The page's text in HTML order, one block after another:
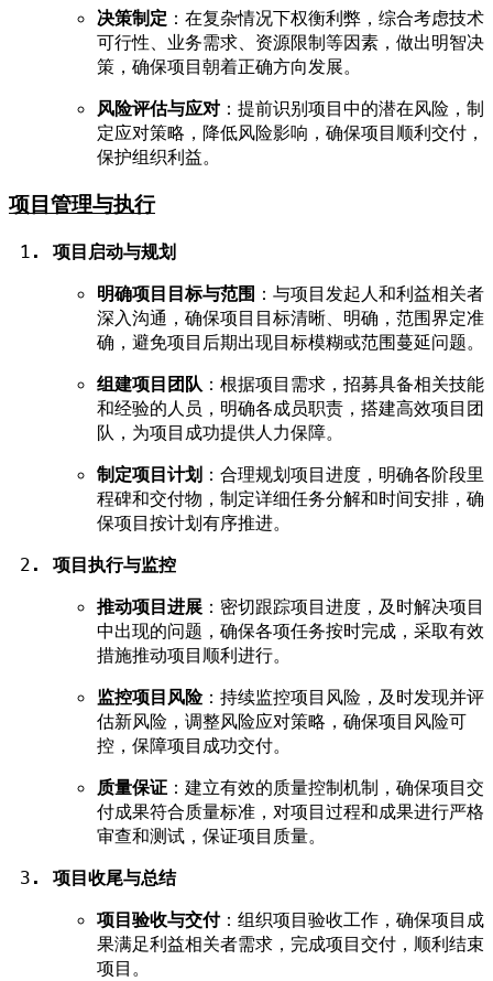
决策制定 ：在复杂情况下权衡利弊，综合考虑技术
可行性、业务需求、资源限制等因素，做出明智决
策，确保项目朝着正确方向发展。
风险评估与应对 ：提前识别项目中的潜在风险，制
定应对策略，降低风险影响，确保项目顺利交付，
保护组织利益。
项目管理与执行
项目启动与规划
明确项目目标与范围 ：与项目发起人和利益相关者
深入沟通，确保项目目标清晰、明确，范围界定准
确，避免项目后期出现目标模糊或范围蔓延问题。
组建项目团队 ：根据项目需求，招募具备相关技能
和经验的人员，明确各成员职责，搭建高效项目团
队，为项目成功提供人力保障。
制定项目计划 ：合理规划项目进度，明确各阶段里
程碑和交付物，制定详细任务分解和时间安排，确
保项目按计划有序推进。
项目执行与监控
推动项目进展 ：密切跟踪项目进度，及时解决项目
中出现的问题，确保各项任务按时完成，采取有效
措施推动项目顺利进行。
监控项目风险：持续监控项目风险，及时发现并评
估新风险，调整风险应对策略，确保项目风险可
控，保障项目成功交付。
质量保证 ：建立有效的质量控制机制，确保项目交
付成果符合质量标准，对项目过程和成果进行严格
审查和测试，保证项目质量。
项目收尾与总结
项目验收与交付：组织项目验收工作，确保项目成
果满足利益相关者需求，完成项目交付，顺利结束
项目。